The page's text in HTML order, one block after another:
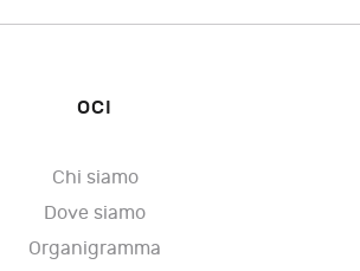
OCI
Chi siamo
Dove siamo
Organigramma